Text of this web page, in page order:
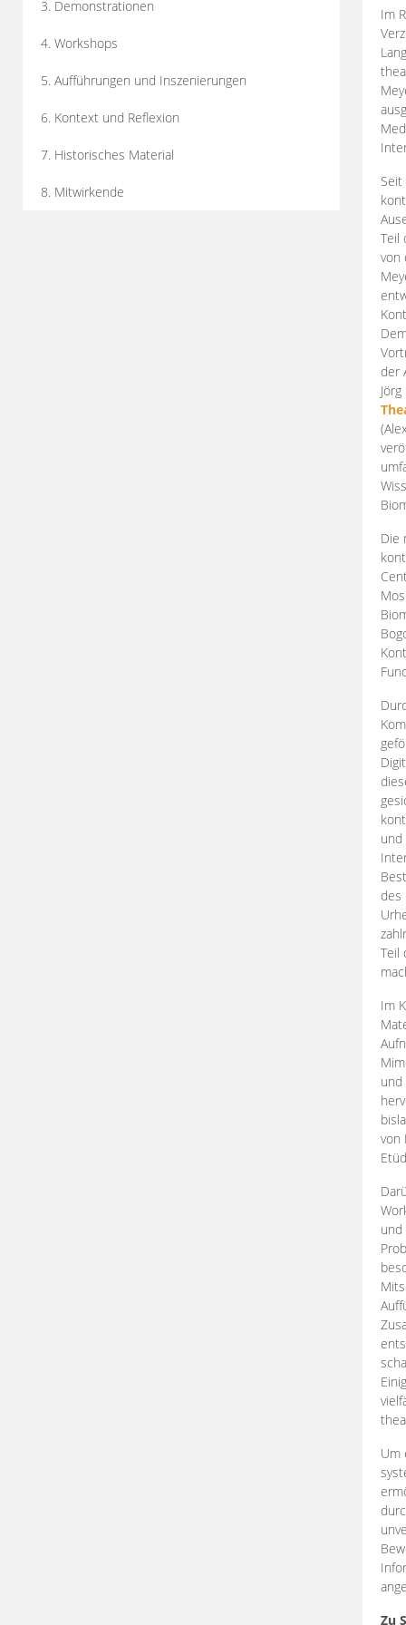
3. Demonstrationen
4. Workshops
5. Aufführungen und Inszenierungen
6. Kontext und Reflexion
7. Historisches Material
8. Mitwirkende
Im
Teil
von
der
Die
des
Teil
Im
und
von
und
Um
Zu